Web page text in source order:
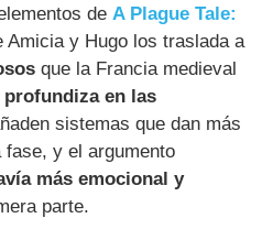
deA Plague Tale:
Amicia y Hugo los traslada a
que la Francia medieval
profundiza en las
sistemas que dan más
fase, y el argumento
más emocional y
parte.